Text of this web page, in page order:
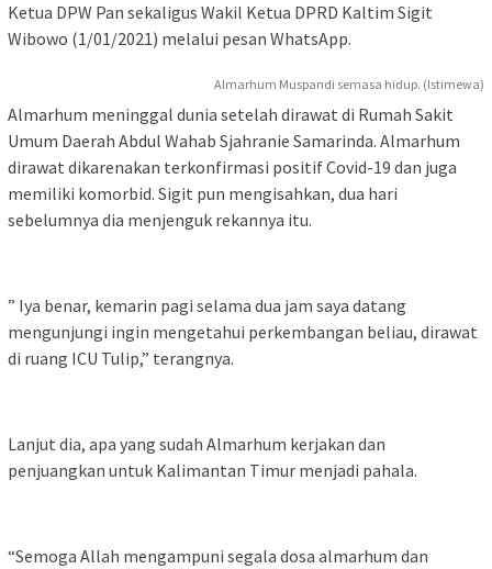
Ketua DPW Pan sekaligus Wakil Ketua DPRD Kaltim Sigit
Wibowo (1/01/2021) melalui pesan WhatsApp.
Almarhum Muspandi semasa hidup. (Istimewa)
Almarhum meninggal dunia setelah dirawat di Rumah Sakit
Umum Daerah Abdul Wahab Sjahranie Samarinda. Almarhum
dirawat dikarenakan terkonfirmasi positif Covid-19 dan juga
memiliki komorbid. Sigit pun mengisahkan, dua hari
sebelumnya dia menjenguk rekannya itu.
” Iya benar, kemarin pagi selama dua jam saya datang
mengunjungi ingin mengetahui perkembangan beliau, dirawat
di ruang ICU Tulip,” terangnya.
Lanjut dia, apa yang sudah Almarhum kerjakan dan
penjuangkan untuk Kalimantan Timur menjadi pahala.
“Semoga Allah mengampuni segala dosa almarhum dan